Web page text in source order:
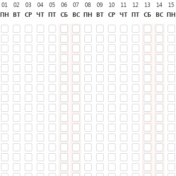
01
ПН
02
ВТ
03
СР
04
ЧТ
05
ПТ
06
СБ
07
ВС
08
ПН
09
ВТ
10
СР
11
ЧТ
12
ПТ
13
СБ
14
ВС
15
ПН